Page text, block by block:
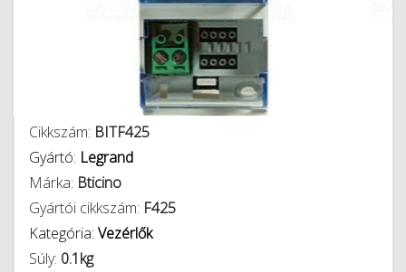
Cikkszám: BITF425
Gyártó: Legrand
Márka: Bticino
Gyártói cikkszám: F425
Kategória: Vezérlők
Súly: 0.1kg